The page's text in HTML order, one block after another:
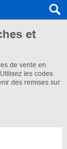
et
de vente en
les codes
des remises sur